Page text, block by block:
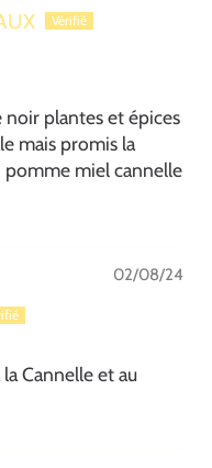
noir plantes et épices
mais promis la
miel cannelle
02/08/24
Cannelle et au